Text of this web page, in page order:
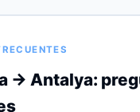
→ Antalya: